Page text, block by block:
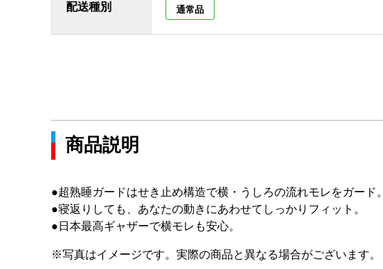
配送種別 通常品
商品説明
●超熟睡ガードはせき止め構造で横・うしろの流れモレをガード。
●寝返りしても、あなたの動きにあわせてしっかりフィット。
●日本最高ギャザーで横モレも安心。
※写真はイメージです。実際の商品と異なる場合がございます。